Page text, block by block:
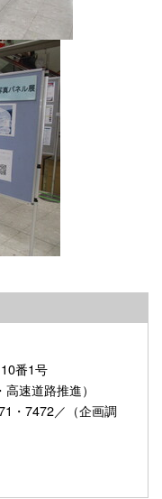
番1号
速道路推進）
・7472／（企画調